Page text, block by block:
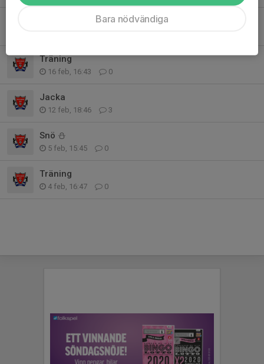
Träning
16 feb, 16:43 0
Jacka
12 feb, 18:46 3
Snö ⛄️
5 feb, 15:45 0
Träning
4 feb, 16:47 0
Bara nödvändiga